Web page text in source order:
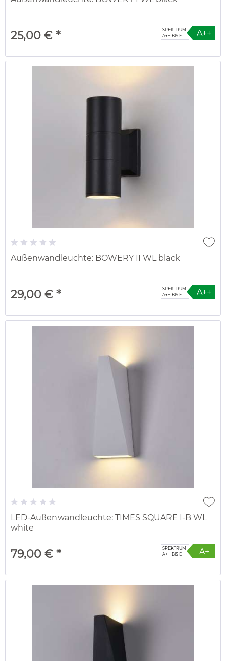
A++
SPEKTRUM
A++ BIS E
25,00 € *
Außenwandleuchte: BOWERY II WL black
A++
SPEKTRUM
A++ BIS E
29,00 € *
LED-Außenwandleuchte: TIMES SQUARE I-B WL
white
A+
SPEKTRUM
A++ BIS E
79,00 € *